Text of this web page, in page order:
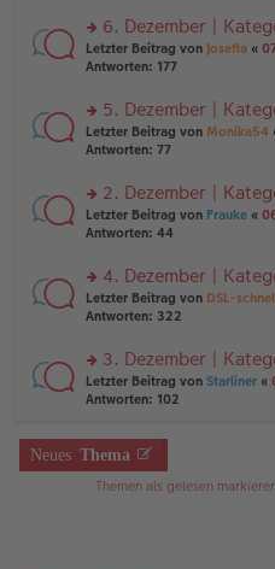
tr
a
g
e
n
er
tr
a
g
n
g
el
e
n
er
tr
a
g
rs
te
n
g
el
e
n
er
tr
a
g
6. Dezember |
Letzter Beitrag von Josefia «
Antworten: 177
rs
te
n
g
el
e
n
er
tr
a
g
5. Dezember |
Letzter Beitrag von Monika54
Antworten: 77
rs
te
n
g
el
e
n
er
tr
a
2. Dezember |
Letzter Beitrag von Frauke «
Antworten: 44
rs
te
n
g
el
e
n
er
4. Dezember |
Letzter Beitrag von DSL-
Antworten: 322
rs
te
n
g
3. Dezember |
Letzter Beitrag von Starliner «
Antworten: 102
Neues Thema
Themen als gelesen